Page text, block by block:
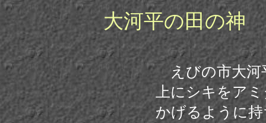
大河平の田の神
えびの市大河
上にシキをア
かげるように